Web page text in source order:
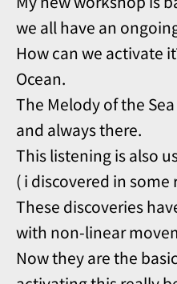
we all have an
How can we activate
Ocean.
The Melody of the
and always there.
This listening is also
( i discovered in some
These discoveries
with non-linear
Now they are the